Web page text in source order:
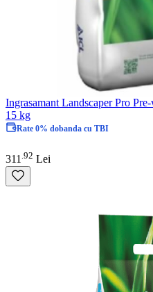
Ingrasamant Landscaper Pro
15 kg
Rate 0% dobanda cu TBI
311 92 Lei